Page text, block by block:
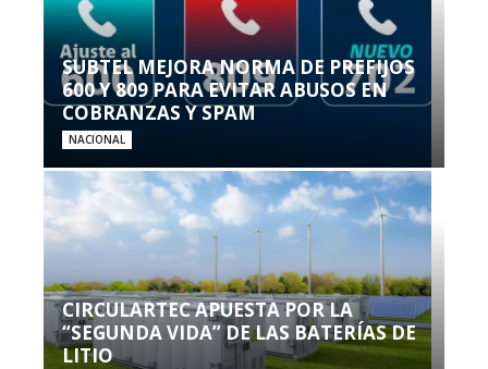
SUBTEL MEJORA NORMA DE PREFIJOS
600 Y 809 PARA EVITAR ABUSOS EN
COBRANZAS Y SPAM
NACIONAL
CIRCULARTEC APUESTA POR LA
“SEGUNDA VIDA” DE LAS BATERÍAS DE
LITIO